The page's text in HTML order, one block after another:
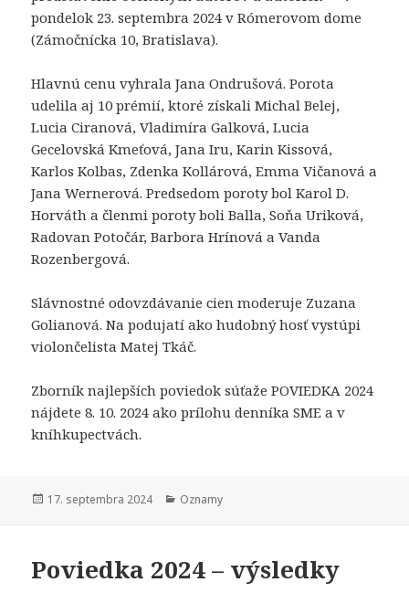
pondelok 23. septembra 2024 v Rómerovom dome
(Zámočnícka 10, Bratislava).
Hlavnú cenu vyhrala Jana Ondrušová. Porota
udelila aj 10 prémií, ktoré získali Michal Belej,
Lucia Ciranová, Vladimíra Galková, Lucia
Gecelovská Kmeťová, Jana Iru, Karin Kissová,
Karlos Kolbas, Zdenka Kollárová, Emma Vičanová a
Jana Wernerová. Predsedom poroty bol Karol D.
Horváth a členmi poroty boli Balla, Soňa Uriková,
Radovan Potočár, Barbora Hrínová a Vanda
Rozenbergová.
Slávnostné odovzdávanie cien moderuje Zuzana
Golianová. Na podujatí ako hudobný hosť vystúpi
violončelista Matej Tkáč.
Zborník najlepších poviedok súťaže POVIEDKA 2024
nájdete 8. 10. 2024 ako prílohu denníka SME a v
kníhkupectvách.
Publikované
17. septembra 2024 Kategórie
Oznamy
Poviedka 2024 – výsledky